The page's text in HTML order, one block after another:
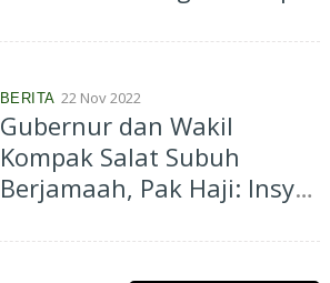
BERITA 22 Nov 2022
Gubernur dan Wakil
Kompak Salat Subuh
Berjamaah, Pak Haji: Insya